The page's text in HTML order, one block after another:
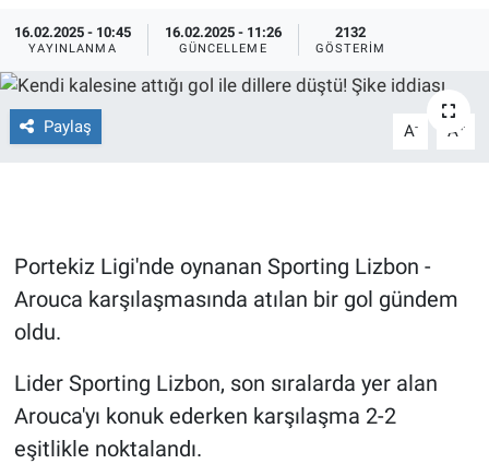
16.02.2025 - 10:45
YAYINLANMA
16.02.2025 - 11:26
GÜNCELLEME
2132
GÖSTERIM
Paylaş A- A+
Portekiz Ligi'nde oynanan Sporting Lizbon -
Arouca karşılaşmasında atılan bir gol gündem
oldu.
Lider Sporting Lizbon, son sıralarda yer alan
Arouca'yı konuk ederken karşılaşma 2-2
eşitlikle noktalandı.
Ege Saati
Ege'den Esintiler
Eğitim
Ekonomi
Gerçeğin İzinde
Gün Başlıyor
Yayın Akışı
İletişim
Haber Arşivi